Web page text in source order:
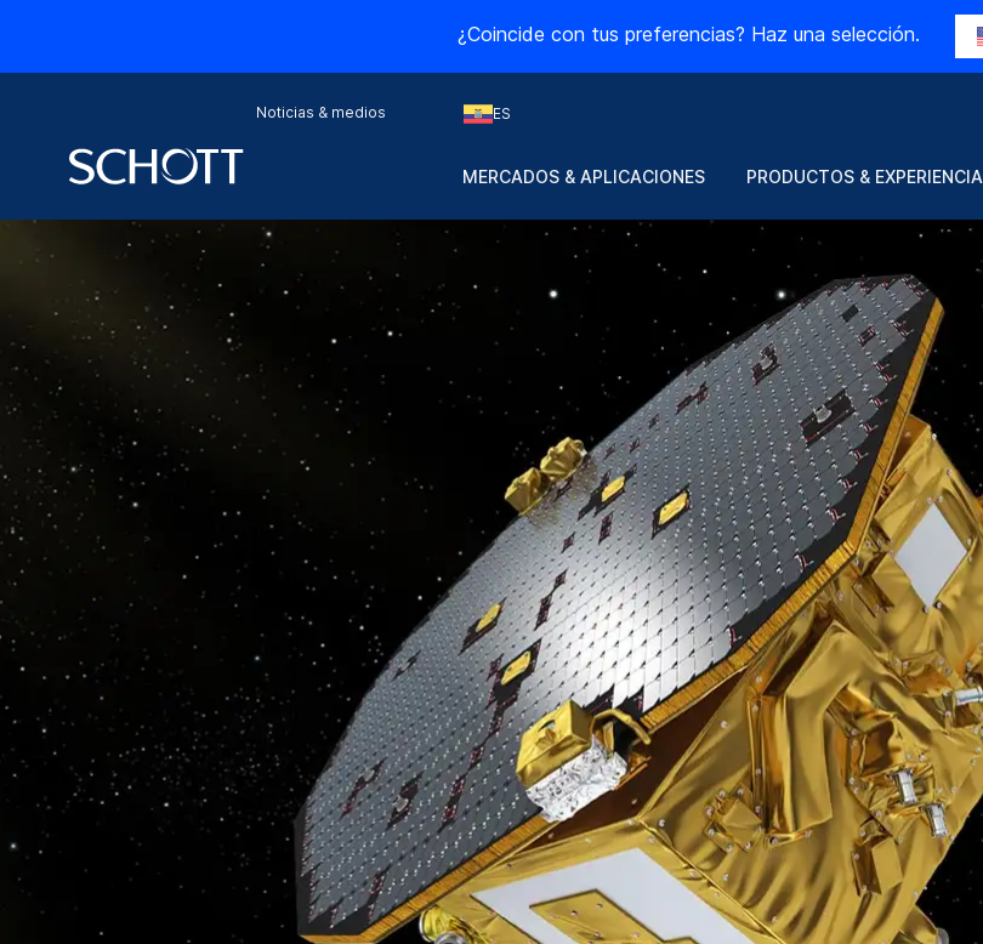
¿Coincide con tus preferencias? Haz una selección.
Noticias & medios ES
MERCADOS & APLICACIONES PRODUCTOS & EXPERIENCIA